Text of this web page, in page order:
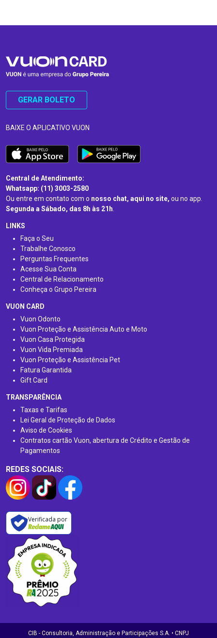
GERAR BOLETO
BAIXE O APLICATIVO VUON
Central de Atendimento:
Whatsapp: (11) 3003-2580
Ou entre em contato com o nosso chat, aqui no site, ou no app.
Segunda a Sábado, das 8h às 21h.
LINKS
Faça o Seu
Trabalhe Conosco
Perguntas Frequentes
Acesse Sua Conta
Central de Relacionamento
Conheça o Grupo Pereira
VUON CARD
Vuon Odonto
Vuon Proteção e Assistência Auto e Moto
Vuon Casa Protegida
Vuon Vida Premiada
Vuon Proteção e Assistência Pet
Fatura Garantida
Gift Card
TRANSPARÊNCIA
Taxas e Tarifas
Lei Geral de Proteção de Dados
Aviso de Cookies
Contratos cartão Vuon, abertura de Crédito e Gestão de
Pagamentos
REDES SOCIAIS:
Verificada por
CIB - Consultoria, Administração e Participações S.A. • CNPJ